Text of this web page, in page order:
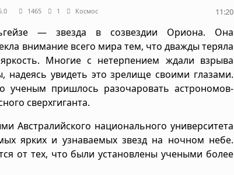
1465 1 Космос 11:20
— звезда в созвездии Ориона. Она
внимание всего мира тем, что дважды теряла
Многие с нетерпением ждали взрыва
надеясь увидеть это зрелище своими глазами.
ученым пришлось разочаровать астрономов-
сверхгиганта.
Австралийского национального университета
ярких и узнаваемых звезд на ночном небе.
от тех, что были установлены учеными более